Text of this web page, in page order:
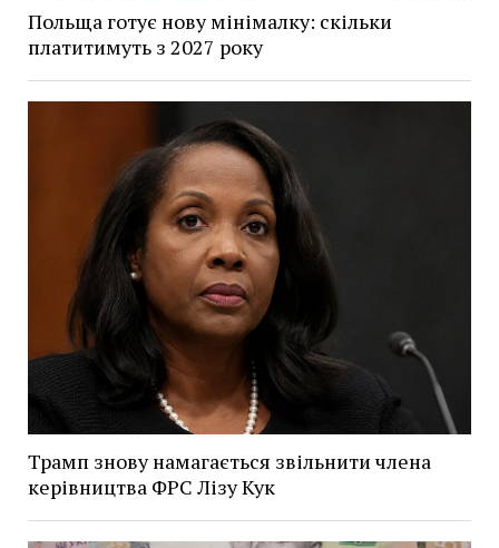
Польща готує нову мінімалку: скільки
платитимуть з 2027 року
Трамп знову намагається звільнити члена
керівництва ФРС Лізу Кук